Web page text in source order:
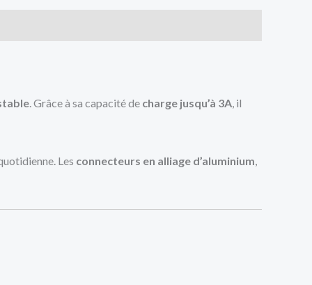
. Grâce à sa capacité de charge jusqu’à 3A , il
Les connecteurs en alliage d’aluminium,